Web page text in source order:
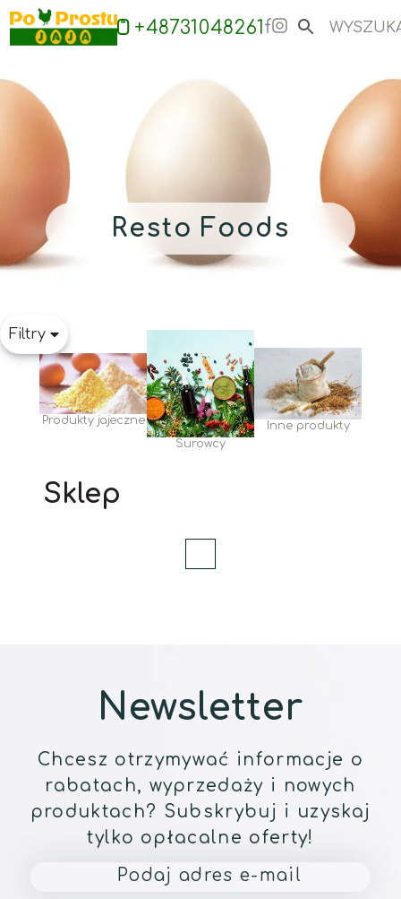
+48731048261
Resto Foods
Filtry
Produkty jajeczne
Surowcy
Inne produkty
Sklep
Newsletter
Chcesz otrzymywać informacje o
rabatach, wyprzedaży i nowych
produktach? Subskrybuj i uzyskaj
tylko opłacalne oferty!